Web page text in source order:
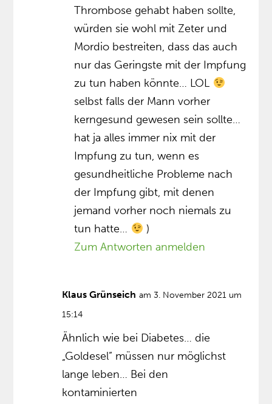
Thrombose gehabt haben sollte,
würden sie wohl mit Zeter und
Mordio bestreiten, dass das auch
nur das Geringste mit der Impfung
zu tun haben könnte… LOL
selbst falls der Mann vorher
kerngesund gewesen sein sollte…
hat ja alles immer nix mit der
Impfung zu tun, wenn es
gesundheitliche Probleme nach
der Impfung gibt, mit denen
jemand vorher noch niemals zu
tun hatte…
)
Zum Antworten anmelden
Klaus Grünseich am 3. November 2021 um
15:14
Ähnlich wie bei Diabetes… die
„Goldesel” müssen nur möglichst
lange leben… Bei den
kontaminierten